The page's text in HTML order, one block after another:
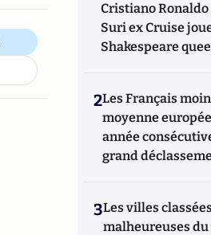
Cristiano
Suri ex Cruise
Shakespeare
2Les Français
moyenne
année
grand
3Les villes
malheureuses